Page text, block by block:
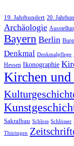
19. Jahrhundert 20.
Archäologie
Bayern Berlin Burg
Denkmal Denkmalpflege
Hessen Ikonographie
Kirchen
Sakralbau Schloss Schlösser
Thüringen